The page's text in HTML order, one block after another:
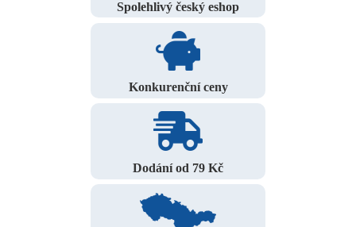
Spolehlivý český eshop
Konkurenční ceny
Dodání od 79 Kč